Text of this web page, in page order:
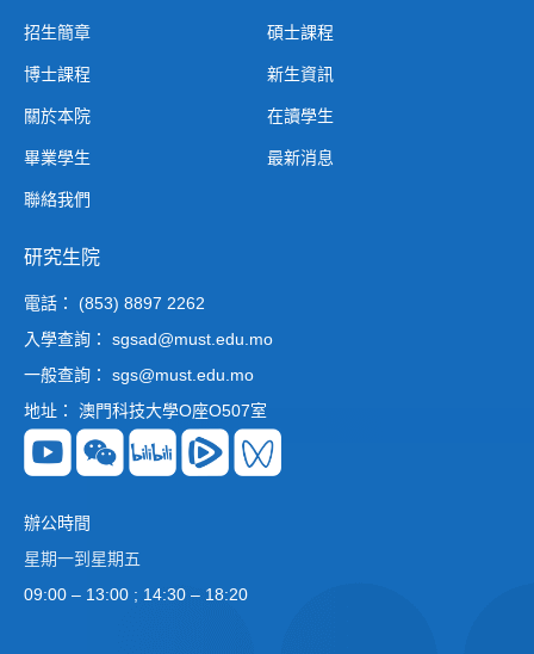
招生簡章 碩士課程
博士課程 新生資訊
關於本院 在讀學生
畢業學生 最新消息
聯絡我們
研究生院
電話： (853) 8897 2262
入學查詢： sgsad@must.edu.mo
一般查詢： sgs@must.edu.mo
地址： 澳門科技大學O座O507室
辦公時間
星期一到星期五
09:00 – 13:00 ; 14:30 – 18:20